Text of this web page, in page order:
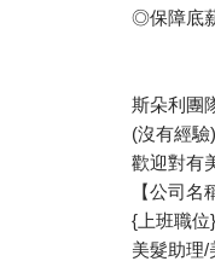
◎保障底
斯朵利團
(沒有經
歡迎對有
【公司
{上班職位
美髮助理/